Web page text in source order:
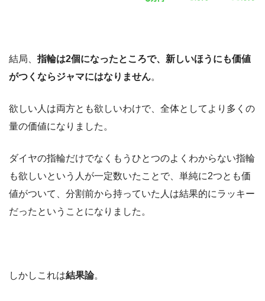
結局、 指輪は2個になったところで、新しいほうにも価値
がつくならジャマにはなりません。
欲しい人は両方とも欲しいわけで、全体としてより多くの
量の価値になりました。
ダイヤの指輪だけでなくもうひとつのよくわからない指輪
も欲しいという人が一定数いたことで、単純に2つとも価
値がついて、分割前から持っていた人は結果的にラッキー
だったということになりました。
しかしこれは結果論。